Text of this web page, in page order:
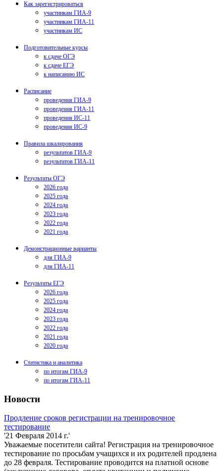
Как зарегистрироваться
участникам ГИА-9
участникам ГИА-11
участникам ИС
Подготовительные курсы
к сдаче ОГЭ
к сдаче ЕГЭ
к написанию ИС
Расписание
проведения ГИА-9
проведения ГИА-11
проведения ИС-11
проведения ИС-9
Правила шкалирования
результатов ГИА-9
результатов ГИА-11
Результаты ОГЭ
2026 года
2025 года
2024 года
2023 года
2022 года
2021 года
Демонстрационные варианты
для ГИА-9
для ГИА-11
Результаты ЕГЭ
2026 года
2025 года
2024 года
2023 года
2022 года
2021 года
2020 года
Статистика и аналитика
по итогам ГИА-9
по итогам ГИА-11
Новости
Продление сроков регистрации на тренировочное
тестирование
'21 Февраля 2014 г.'
Уважаемые посетители сайта! Регистрация на тренировочное
тестирование по просьбам учащихся и их родителей продлена
до 28 февраля. Тестирование проводится на платной основе